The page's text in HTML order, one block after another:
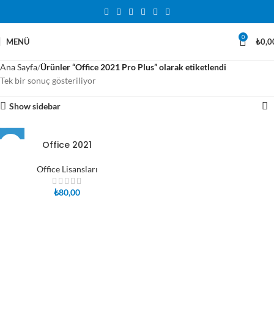
MENÜ 0 ₺
Ana Sayfa Ürünler “Office 2021 Pro Plus” olarak etiketlendi
Tek bir sonuç gösteriliyor
Show sidebar
Office 2021
Office Lisansları
₺80,00